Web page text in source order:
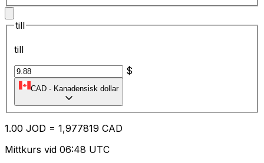
till
till
$
CAD - Kanadensisk dollar
1.00 JOD = 1,977819 CAD
Mittkurs vid 06:48 UTC